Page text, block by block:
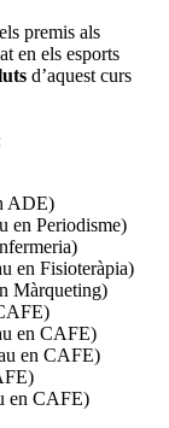
els premis als
en els esports
d’aquest curs
ADE)
en Periodisme)
en Fisioteràpia)
Màrqueting)
en CAFE)
en CAFE)
en CAFE)